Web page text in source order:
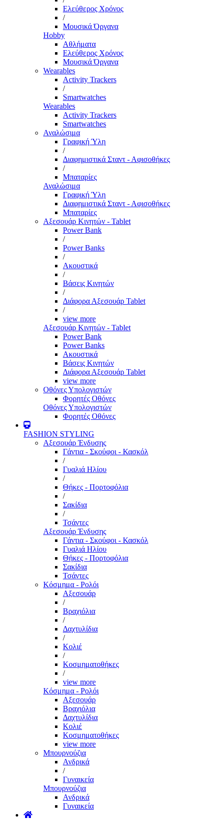
Ελεύθερος Χρόνος
/
Μουσικά Όργανα
Hobby
Αθλήματα
Ελεύθερος Χρόνος
Μουσικά Όργανα
Wearables
Activity Trackers
/
Smartwatches
Wearables
Activity Trackers
Smartwatches
Αναλώσιμα
Γραφική Ύλη
/
Διαφημιστικά Σταντ - Αφισοθήκες
/
Μπαταρίες
Αναλώσιμα
Γραφική Ύλη
Διαφημιστικά Σταντ - Αφισοθήκες
Μπαταρίες
Αξεσουάρ Κινητών - Tablet
Power Bank
/
Power Banks
/
Ακουστικά
/
Βάσεις Κινητών
/
Διάφορα Αξεσουάρ Tablet
/
view more
Αξεσουάρ Κινητών - Tablet
Power Bank
Power Banks
Ακουστικά
Βάσεις Κινητών
Διάφορα Αξεσουάρ Tablet
view more
Οθόνες Υπολογιστών
Φορητές Οθόνες
Οθόνες Υπολογιστών
Φορητές Οθόνες
FASHION STYLING
Αξεσουάρ Ένδυσης
Γάντια - Σκούφοι - Κασκόλ
/
Γυαλιά Ηλίου
/
Θήκες - Πορτοφόλια
/
Σακίδια
/
Τσάντες
Αξεσουάρ Ένδυσης
Γάντια - Σκούφοι - Κασκόλ
Γυαλιά Ηλίου
Θήκες - Πορτοφόλια
Σακίδια
Τσάντες
Κόσμημα - Ρολόι
Αξεσουάρ
/
Βραχιόλια
/
Δαχτυλίδια
/
Κολιέ
/
Κοσμηματοθήκες
/
view more
Κόσμημα - Ρολόι
Αξεσουάρ
Βραχιόλια
Δαχτυλίδια
Κολιέ
Κοσμηματοθήκες
view more
Μπουρνούζια
Ανδρικά
/
Γυναικεία
Μπουρνούζια
Ανδρικά
Γυναικεία